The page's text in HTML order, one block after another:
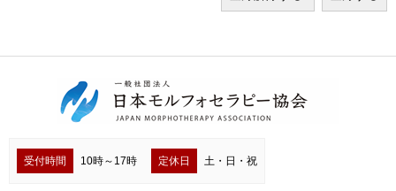
受付時間 10時～17時 定休日 土・日・祝